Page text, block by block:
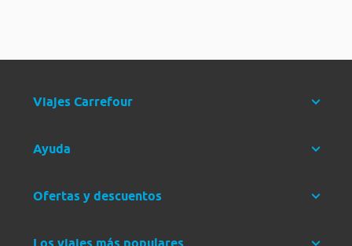
Viajes Carrefour
Ayuda
Ofertas y descuentos